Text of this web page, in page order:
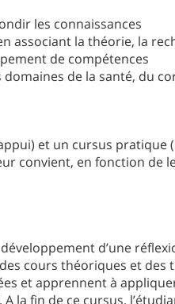
les connaissances
associant la théorie, la
de compétences
de la santé, du
et un cursus pratique
convient, en fonction de
d’une
cours théoriques et des
et apprennent à
la fin de ce cursus,